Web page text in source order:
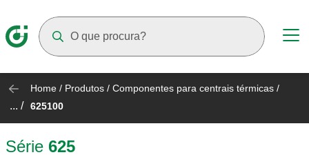
Home / Produtos / Componentes para centrais térmicas /
... / 625100
Série 625